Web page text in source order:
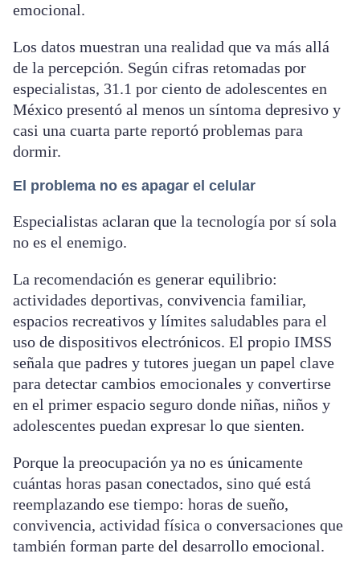
emocional.
Los datos muestran una realidad que va más allá
de la percepción. Según cifras retomadas por
especialistas, 31.1 por ciento de adolescentes en
México presentó al menos un síntoma depresivo y
casi una cuarta parte reportó problemas para
dormir.
El problema no es apagar el celular
Especialistas aclaran que la tecnología por sí sola
no es el enemigo.
La recomendación es generar equilibrio:
actividades deportivas, convivencia familiar,
espacios recreativos y límites saludables para el
uso de dispositivos electrónicos. El propio IMSS
señala que padres y tutores juegan un papel clave
para detectar cambios emocionales y convertirse
en el primer espacio seguro donde niñas, niños y
adolescentes puedan expresar lo que sienten.
Porque la preocupación ya no es únicamente
cuántas horas pasan conectados, sino qué está
reemplazando ese tiempo: horas de sueño,
convivencia, actividad física o conversaciones que
también forman parte del desarrollo emocional.